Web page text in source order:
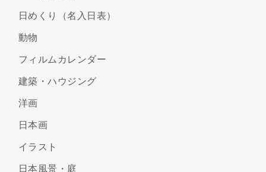
日めくり（名入日表）
動物
フィルムカレンダー
建築・ハウジング
洋画
日本画
イラスト
日本風景・庭